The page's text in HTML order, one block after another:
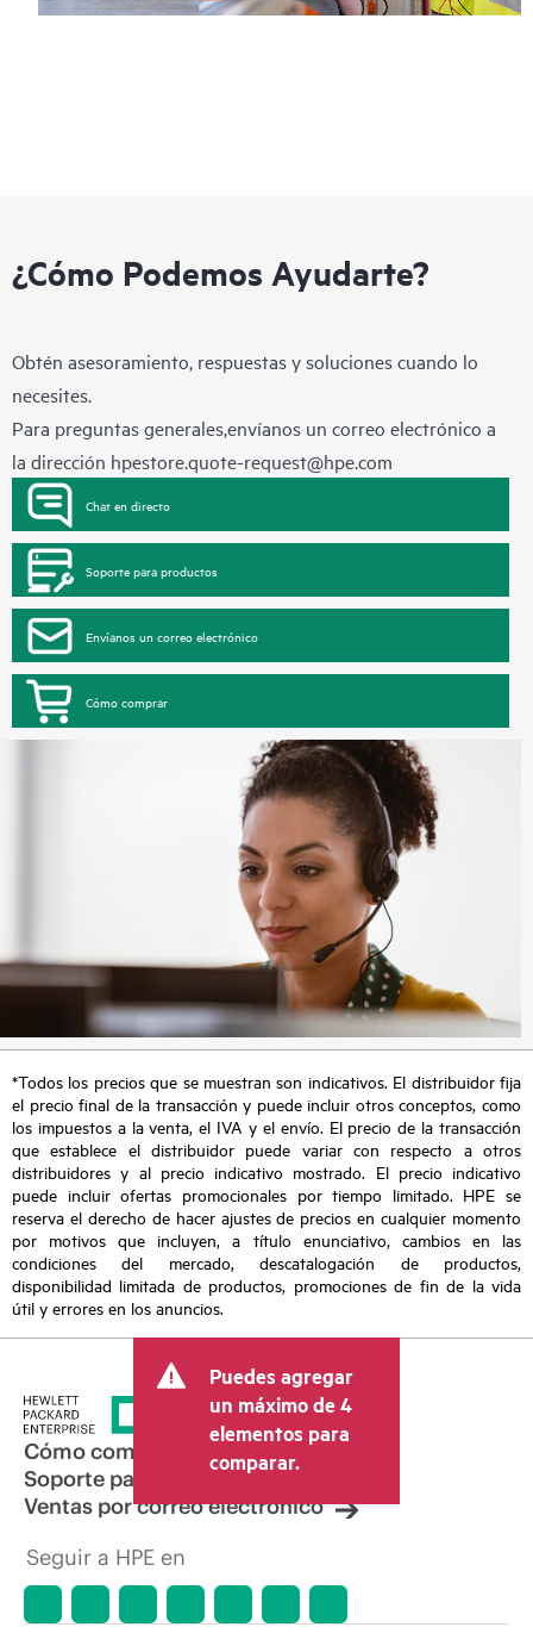
¿Cómo Podemos Ayudarte?
Obtén asesoramiento, respuestas y soluciones cuando lo
necesites.
Para preguntas generales,envíanos un correo electrónico a
la dirección hpestore.quote-request@hpe.com
Chat en directo
Soporte para productos
Envíanos un correo electrónico
Cómo comprar
*Todos los precios que se muestran son indicativos. El distribuidor fija
el precio final de la transacción y puede incluir otros conceptos, como
los impuestos a la venta, el IVA y el envío. El precio de la transacción
que establece el distribuidor puede variar con respecto a otros
distribuidores y al precio indicativo mostrado. El precio indicativo
puede incluir ofertas promocionales por tiempo limitado. HPE se
reserva el derecho de hacer ajustes de precios en cualquier momento
por motivos que incluyen, a título enunciativo, cambios en las
condiciones del mercado, descatalogación de productos,
disponibilidad limitada de productos, promociones de fin de la vida
útil y errores en los anuncios.
Puedes agregar
un máximo de 4
elementos para
comparar.
Cómo comprar
Soporte para productos
Ventas por correo electrónico
Seguir a HPE en